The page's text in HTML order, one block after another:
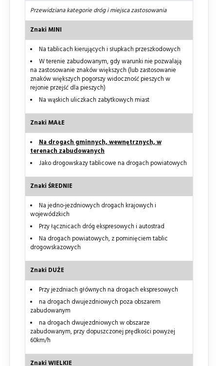
Przewidziana kategorie dróg i miejsca zastosowania
Znaki MINI
Na tablicach kierujących i słupkach przeszkodowych
W terenie zabudowanym, gdy warunki nie pozwalają
na zastosowanie znaków większych (lub zastosowanie
znaków większych pogorszy widoczność pieszych w
rejonie przejść dla pieszych)
Na wąskich uliczkach zabytkowych miast
Znaki MAŁE
Na drogach gminnych, wewnętrznych, w
terenach zabudowanych
Jako drogowskazy tablicowe na drogach powiatowych
Znaki ŚREDNIE
Na jedno-jezdniowych drogach krajowych i
wojewódzkich
Przy łącznicach dróg ekspresowych i autostrad
Na drogach powiatowych, z pominięciem tablic
drogowskazowych
Znaki DUŻE
Przy jezdniach głównych na drogach ekspresowych
na drogach dwujezdniowych poza obszarem
zabudowanym
na drogach dwujezdniowych w obszarze
zabudowanym, przy dopuszczonej prędkości powyżej
60km/h
Znaki WIELKIE